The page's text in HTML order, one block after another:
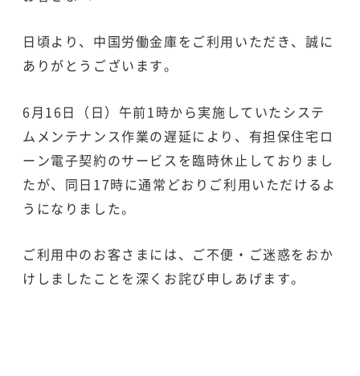
日頃より、中国労働金庫をご利用いただき、誠に
ありがとうございます。
6月16日（日）午前1時から実施していたシステ
ムメンテナンス作業の遅延により、有担保住宅ロ
ーン電子契約のサービスを臨時休止しておりまし
たが、同日17時に通常どおりご利用いただけるよ
うになりました。
ご利用中のお客さまには、ご不便・ご迷惑をおか
けしましたことを深くお詫び申しあげます。